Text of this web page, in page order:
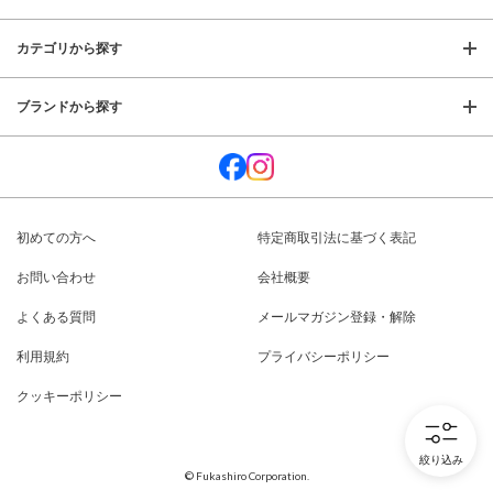
絞り込み
カテゴリから探す
ブランドから探す
初めての方へ 特定商取引法に基づく表記
お問い合わせ 会社概要
よくある質問 メールマガジン登録・解除
利用規約 プライバシーポリシー
クッキーポリシー
© Fukashiro Corporation.